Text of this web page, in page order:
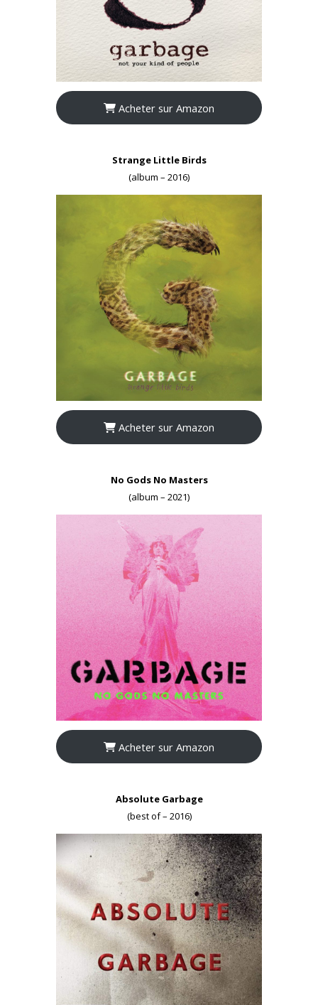
Acheter sur Amazon
Strange Little Birds
(album – 2016)
Acheter sur Amazon
No Gods No Masters
(album – 2021)
Acheter sur Amazon
Absolute Garbage
(best of – 2016)